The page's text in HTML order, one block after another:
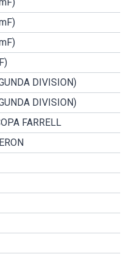
DIVISION)
DIVISION)
FARRELL